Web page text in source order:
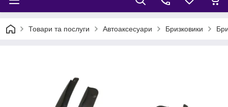
Товари та послуги Автоаксесуари Бризковики